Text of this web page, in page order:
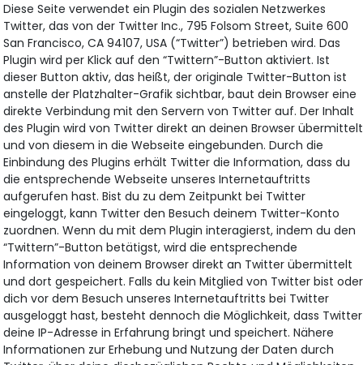
Diese Seite verwendet ein Plugin des sozialen Netzwerkes
Twitter, das von der Twitter Inc., 795 Folsom Street, Suite 600
San Francisco, CA 94107, USA (“Twitter”) betrieben wird. Das
Plugin wird per Klick auf den “Twittern”-Button aktiviert. Ist
dieser Button aktiv, das heißt, der originale Twitter-Button ist
anstelle der Platzhalter-Grafik sichtbar, baut dein Browser eine
direkte Verbindung mit den Servern von Twitter auf. Der Inhalt
des Plugin wird von Twitter direkt an deinen Browser übermittelt
und von diesem in die Webseite eingebunden. Durch die
Einbindung des Plugins erhält Twitter die Information, dass du
die entsprechende Webseite unseres Internetauftritts
aufgerufen hast. Bist du zu dem Zeitpunkt bei Twitter
eingeloggt, kann Twitter den Besuch deinem Twitter-Konto
zuordnen. Wenn du mit dem Plugin interagierst, indem du den
“Twittern”-Button betätigst, wird die entsprechende
Information von deinem Browser direkt an Twitter übermittelt
und dort gespeichert. Falls du kein Mitglied von Twitter bist oder
dich vor dem Besuch unseres Internetauftritts bei Twitter
ausgeloggt hast, besteht dennoch die Möglichkeit, dass Twitter
deine IP-Adresse in Erfahrung bringt und speichert. Nähere
Informationen zur Erhebung und Nutzung der Daten durch